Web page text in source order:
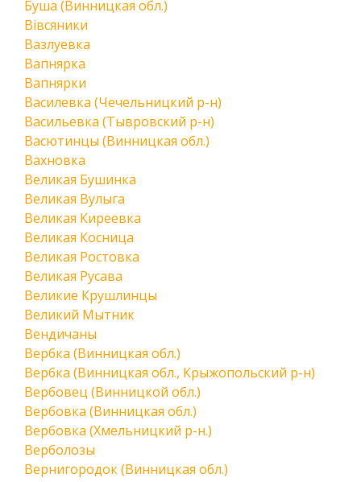
Буша (Винницкая обл.)
Вівсяники
Вазлуевка
Вапнярка
Вапнярки
Василевка (Чечельницкий р-н)
Васильевка (Тывровский р-н)
Васютинцы (Винницкая обл.)
Вахновка
Великая Бушинка
Великая Вулыга
Великая Киреевка
Великая Косница
Великая Ростовка
Великая Русава
Великие Крушлинцы
Великий Мытник
Вендичаны
Вербка (Винницкая обл.)
Вербка (Винницкая обл., Крыжопольский р-н)
Вербовец (Винницкой обл.)
Вербовка (Винницкая обл.)
Вербовка (Хмельницкий р-н.)
Верболозы
Вернигородок (Винницкая обл.)